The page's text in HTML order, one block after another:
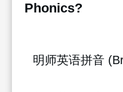
Phonics?
明师英语拼音